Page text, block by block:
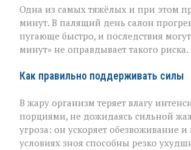
Одна из самых тяжёлых и при этом
минут. В палящий день салон
пугающе быстро, и последствия
минут» не оправдывает такого
Как правильно поддерживать силы
В жару организм теряет влагу
порциями, не дожидаясь сильной
угроза: он ускоряет обезвоживание
условиях зноя способны резко